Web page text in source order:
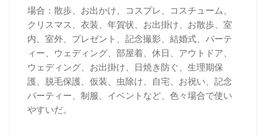
場合：散歩、お出かけ、コスプレ、コスチューム、
クリスマス、衣装、年賀状、お出掛け、お散歩、室
内、室外、プレゼント、記念撮影、結婚式、パーテ
ィー、ウェディング、部屋着、休日、アウトドア、
ウェディング、お出掛け、日焼き防ぐ、生理期保
護、脱毛保護、仮装、虫除け、自宅、お祝い、記念
パーティー、制服、イベントなど、色々場合で使い
やすいだ。